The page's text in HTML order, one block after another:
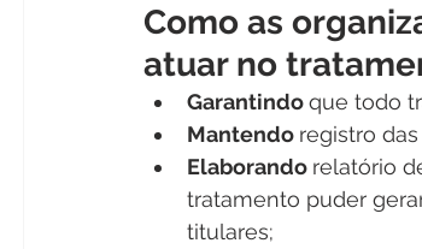
Como as
atuar no
Garantindo que todo
Mantendo registro
Elaborando relatório
tratamento puder
titulares;